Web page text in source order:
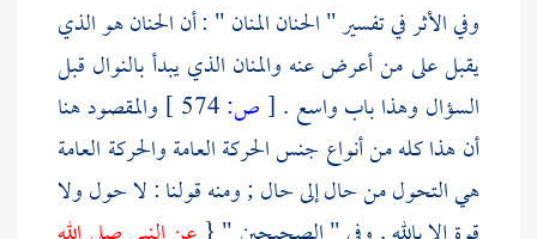
وفي الأثر في تفسير " الحنان المنان " : أن الحنان هو الذي
يقبل على من أعرض عنه والمنان الذي يبدأ بالنوال قبل
السؤال وهذا باب واسع . [ص:
والمقصود هنا
أن هذا كله من أنواع جنس الحركة العامة والحركة العامة
هي التحول من حال إلى حال ; ومنه قولنا : لا حول ولا